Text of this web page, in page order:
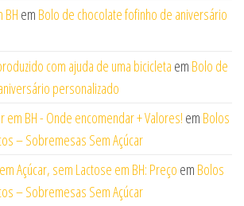
BH em Bolo de chocolate fofinho de aniversário
com ajuda de uma bicicleta em Bolo de
personalizado
em BH - Onde encomendar + Valores! em Bolos
– Sobremesas Sem Açúcar
Açúcar, sem Lactose em BH: Preço em Bolos
– Sobremesas Sem Açúcar